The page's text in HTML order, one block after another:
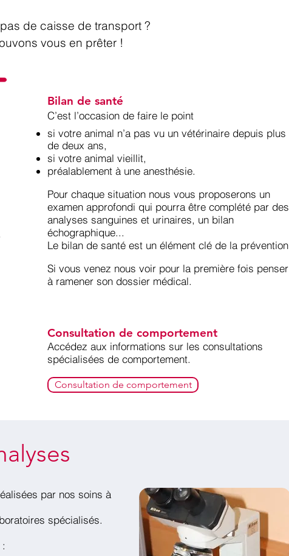
pas de caisse de transport ?
vous en prêter !
Bilan de santé
C’est l’occasion de faire le point
si votre animal n’a pas vu un vétérinaire depuis plus
de deux ans,
si votre animal vieillit,
préalablement à une anesthésie.
Pour chaque situation nous vous proposerons un
examen approfondi qui pourra être complété par des
analyses sanguines et urinaires, un bilan
échographique...
Le bilan de santé est un élément clé de la prévention
Si vous venez nous voir pour la première fois penser
à ramener son dossier médical.
Consultation de comportement
Accédez aux informations sur les consultations
spécialisées de comportement.
Consultation de comportement
par nos soins à
spécialisés.